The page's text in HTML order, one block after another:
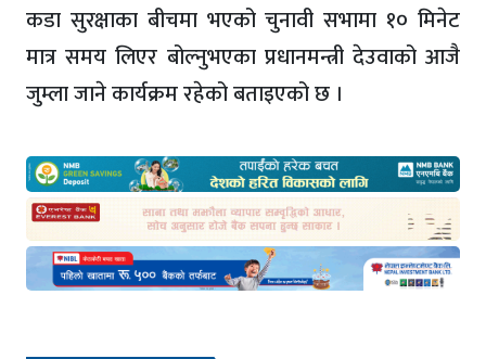
कडा सुरक्षाका बीचमा भएको चुनावी सभामा १० मिनेट
मात्र समय लिएर बोल्नुभएका प्रधानमन्त्री देउवाको आजै
जुम्ला जाने कार्यक्रम रहेको बताइएको छ ।